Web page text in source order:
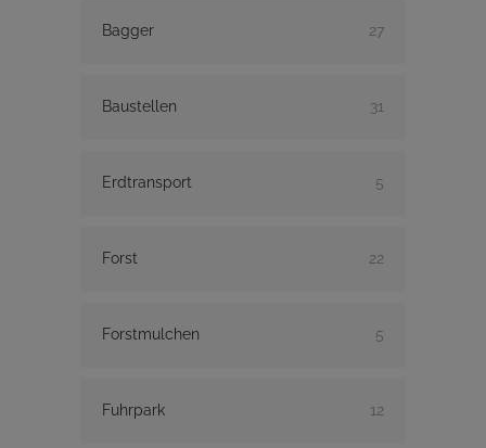
Bagger 27
Baustellen 31
Erdtransport 5
Forst 22
Forstmulchen 5
Fuhrpark 12